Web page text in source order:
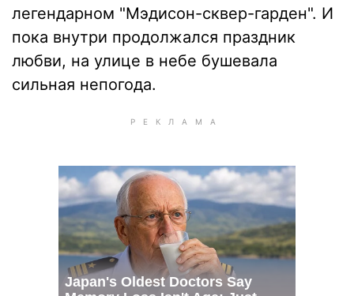
легендарном "Мэдисон-сквер-гарден". И
пока внутри продолжался праздник
любви, на улице в небе бушевала
сильная непогода.